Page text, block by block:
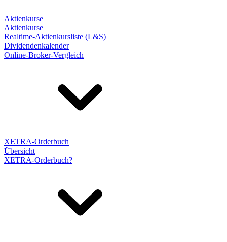
Aktienkurse
Aktienkurse
Realtime-Aktienkursliste (L&S)
Dividendenkalender
Online-Broker-Vergleich
XETRA-Orderbuch
Übersicht
XETRA-Orderbuch?